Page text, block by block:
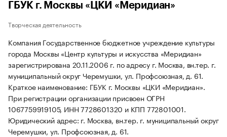
ГБУК г. Москвы «ЦКИ «Меридиан»
Творческая деятельность
Компания Государственное бюджетное учреждение культуры
города Москвы «Центр культуры и искусства «Меридиан»
зарегистрирована 20.11.2006 г. по адресу г. Москва, вн.тер. г.
муниципальный округ Черемушки, ул. Профсоюзная, д. 61.
Краткое наименование: ГБУК г. Москвы «ЦКИ «Меридиан».
При регистрации организации присвоен ОГРН
1067759919105, ИНН 7728601320 и КПП 772801001.
Юридический адрес: г. Москва, вн.тер. г. муниципальный округ
Черемушки, ул. Профсоюзная, д. 61.